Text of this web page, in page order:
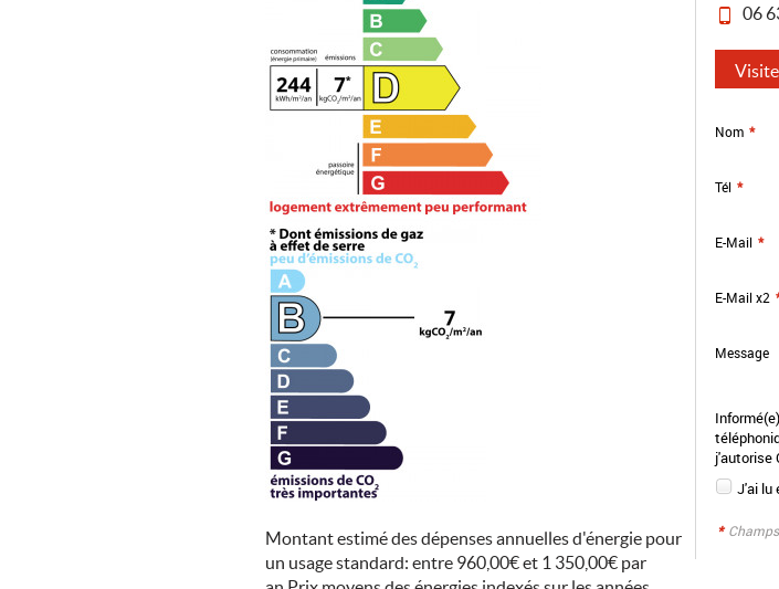
Montant estimé des dépenses annuelles d'énergie pour
un usage standard: entre 960,00€ et 1 350,00€ par
06
Nom *
Tél *
E-Mail *
E-Mail x2
Message
j'autorise
J'ai lu
*